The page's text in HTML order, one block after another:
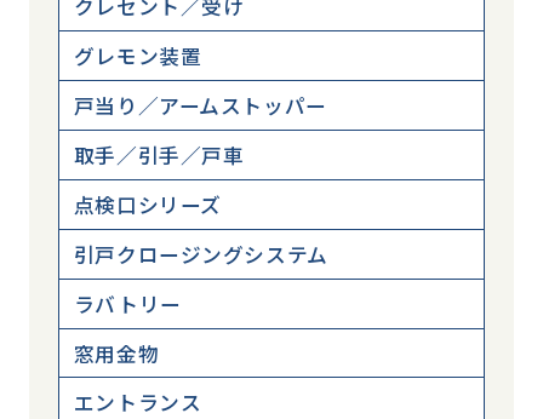
クレセント／受け
グレモン装置
戸当り／アームストッパー
取手／引手／戸車
点検口シリーズ
引戸クロージングシステム
ラバトリー
窓用金物
エントランス